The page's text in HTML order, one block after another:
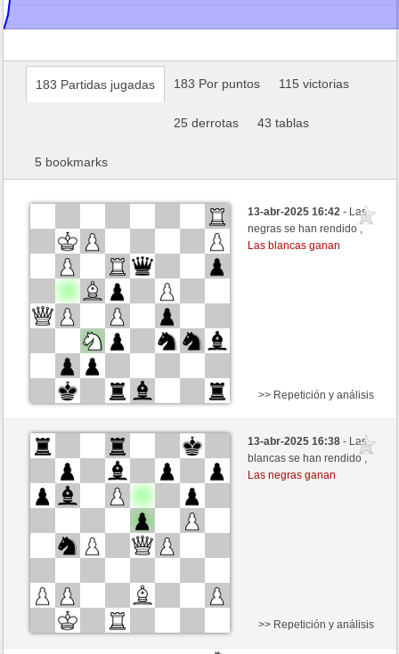
183 Partidas jugadas 183 Por puntos 115 victorias
25 derrotas 43 tablas
5 bookmarks
13-abr-2025 16:42- Las
negras se han rendido ,
Las blancas ganan
Blancas
Kenshiro (2414) (+8)
Negras
GLinos (2213) (-8)
Tiempo: 2 minutes/side + 0 seconds/move
Esta partida es por puntos
>> Repetición y análisis
13-abr-2025 16:38- Las
blancas se han rendido ,
Las negras ganan
>> Repetición y análisis